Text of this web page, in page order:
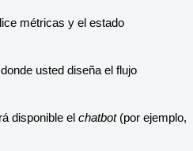
métricas y el estado
usted diseña el flujo
disponible el chatbot (por ejemplo,